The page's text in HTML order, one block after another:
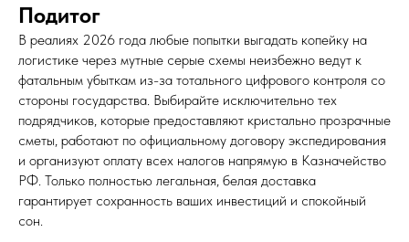
Подитог
В реалиях 2026 года любые попытки выгадать копейку на
логистике через мутные серые схемы неизбежно ведут к
фатальным убыткам из-за тотального цифрового контроля со
стороны государства. Выбирайте исключительно тех
подрядчиков, которые предоставляют кристально прозрачные
сметы, работают по официальному договору экспедирования
и организуют оплату всех налогов напрямую в Казначейство
РФ. Только полностью легальная, белая доставка
гарантирует сохранность ваших инвестиций и спокойный
сон.